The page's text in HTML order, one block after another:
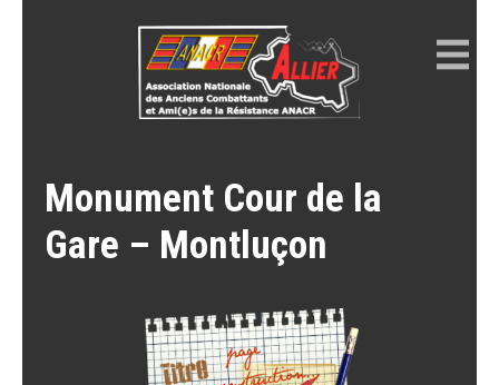
Monument Cour de la
Gare – Montluçon